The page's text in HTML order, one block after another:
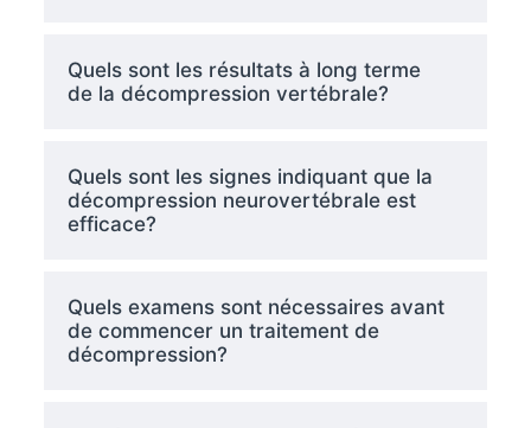
Quels sont les résultats à long terme
de la décompression vertébrale?
Quels sont les signes indiquant que la
décompression neurovertébrale est
efficace?
Quels examens sont nécessaires avant
de commencer un traitement de
décompression?